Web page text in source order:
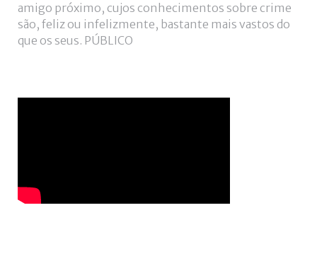
amigo próximo, cujos conhecimentos sobre crime
são, feliz ou infelizmente, bastante mais vastos do
que os seus. PÚBLICO